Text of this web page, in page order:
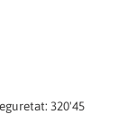
320'45